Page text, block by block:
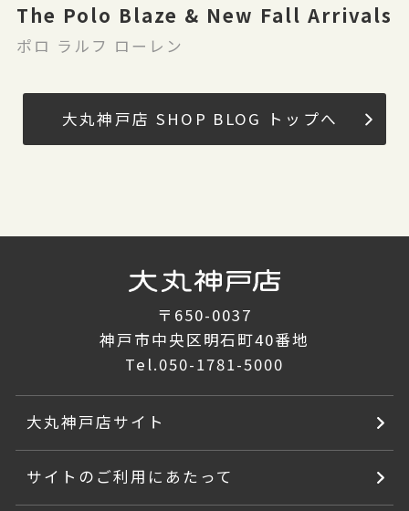
The Polo Blaze & New Fall Arrivals
ポロ ラルフ ローレン
大丸神戸店 SHOP BLOG トップへ
〒650-0037
神戸市中央区明石町40番地
Tel.050-1781-5000
大丸神戸店サイト
サイトのご利用にあたって